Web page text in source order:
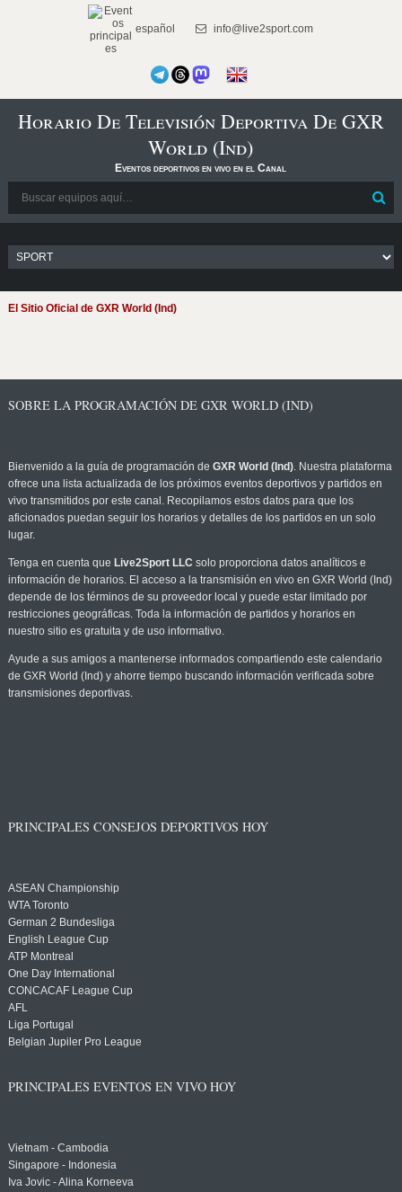
español info@live2sport.com
Horario De Televisión Deportiva De GXR
World (Ind)
Eventos deportivos en vivo en el Canal
El Sitio Oficial de GXR World (Ind)
SOBRE LA PROGRAMACIÓN DE GXR WORLD (IND)
Bienvenido a la guía de programación de GXR World (Ind). Nuestra plataforma
ofrece una lista actualizada de los próximos eventos deportivos y partidos en
vivo transmitidos por este canal. Recopilamos estos datos para que los
aficionados puedan seguir los horarios y detalles de los partidos en un solo
lugar.
Tenga en cuenta que Live2Sport LLC solo proporciona datos analíticos e
información de horarios. El acceso a la transmisión en vivo en GXR World (Ind)
depende de los términos de su proveedor local y puede estar limitado por
restricciones geográficas. Toda la información de partidos y horarios en
nuestro sitio es gratuita y de uso informativo.
Ayude a sus amigos a mantenerse informados compartiendo este calendario
de GXR World (Ind) y ahorre tiempo buscando información verificada sobre
transmisiones deportivas.
PRINCIPALES CONSEJOS DEPORTIVOS HOY
ASEAN Championship
WTA Toronto
German 2 Bundesliga
English League Cup
ATP Montreal
One Day International
CONCACAF League Cup
AFL
Liga Portugal
Belgian Jupiler Pro League
PRINCIPALES EVENTOS EN VIVO HOY
Vietnam - Cambodia
Singapore - Indonesia
Iva Jovic - Alina Korneeva